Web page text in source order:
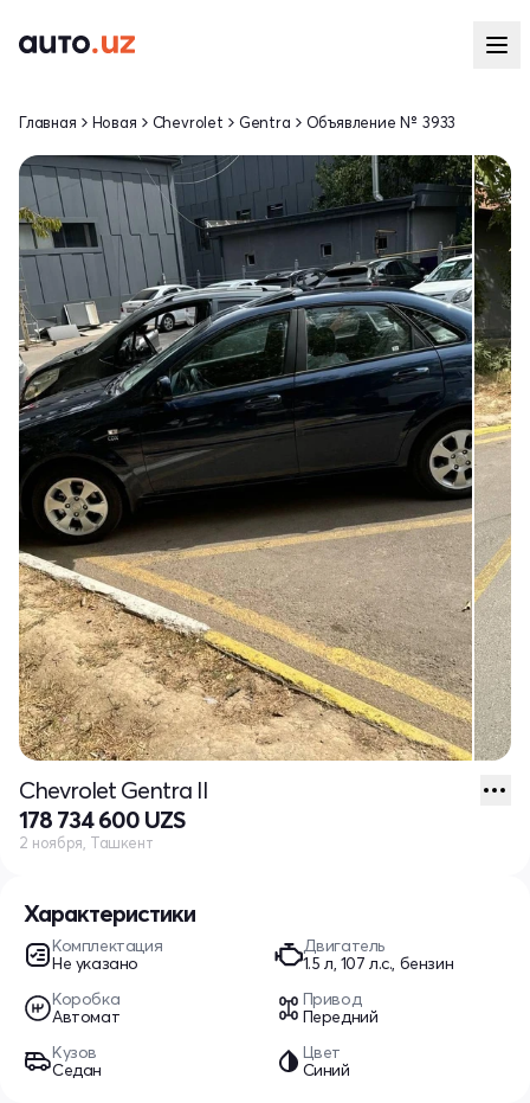
Характеристики
Комплектация
Не указано
Двигатель
1.5 л, 107 л.с., бензин
Коробка
Автомат
Привод
Передний
Кузов
Седан
Цвет
Синий
Главная Новая Chevrolet Gentra Объявление № 3933
Chevrolet Gentra II
178 734 600 UZS
2 ноября, Ташкент